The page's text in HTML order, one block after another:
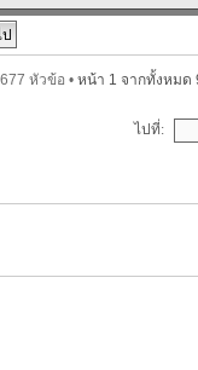
หัวข้อ • หน้า 1 จากทั้งหมด
ไปที่: